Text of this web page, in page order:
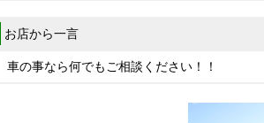
お店から一言
車の事なら何でもご相談ください！！